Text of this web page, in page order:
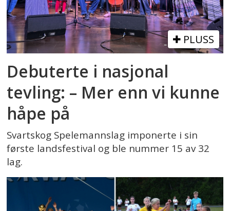
PLUSS
Debuterte i nasjonal
tevling: – Mer enn vi kunne
håpe på
Svartskog Spelemannslag imponerte i sin
første landsfestival og ble nummer 15 av 32
lag.